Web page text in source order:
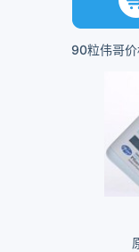
90粒伟哥